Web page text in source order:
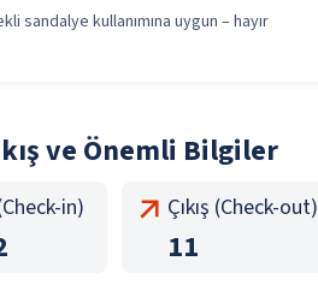
sandalye kullanımına uygun – hayır
ve Önemli Bilgiler
in) Çıkış (Check-out)
11